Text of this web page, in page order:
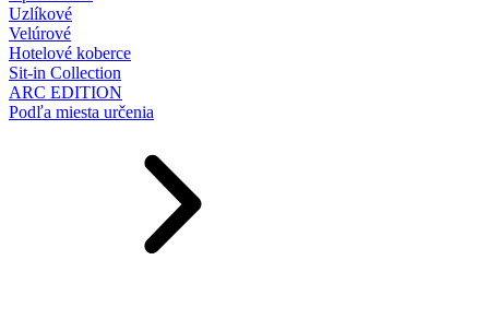
Uzlíkové
Velúrové
Hotelové koberce
Sit-in Collection
ARC EDITION
Podľa miesta určenia